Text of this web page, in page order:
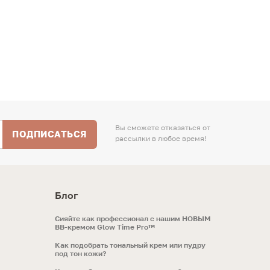
ПОДПИСАТЬСЯ
Вы сможете отказаться от
рассылки в любое время!
Блог
Сияйте как профессионал с нашим НОВЫМ
ВВ-кремом Glow Time Pro™
Как подобрать тональный крем или пудру
под тон кожи?